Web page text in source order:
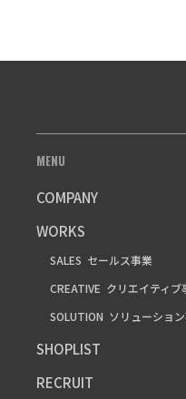
MENU
COMPANY
WORKS
SALES セールス事業
CREATIVE クリエイティブ
SOLUTION ソリューショ
SHOPLIST
RECRUIT